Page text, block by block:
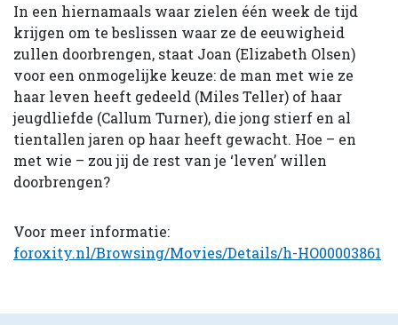
In een hiernamaals waar zielen één week de tijd
krijgen om te beslissen waar ze de eeuwigheid
zullen doorbrengen, staat Joan (Elizabeth Olsen)
voor een onmogelijke keuze: de man met wie ze
haar leven heeft gedeeld (Miles Teller) of haar
jeugdliefde (Callum Turner), die jong stierf en al
tientallen jaren op haar heeft gewacht. Hoe – en
met wie – zou jij de rest van je ‘leven’ willen
doorbrengen?
Voor meer informatie:
foroxity.nl/Browsing/Movies/Details/h-HO00003861